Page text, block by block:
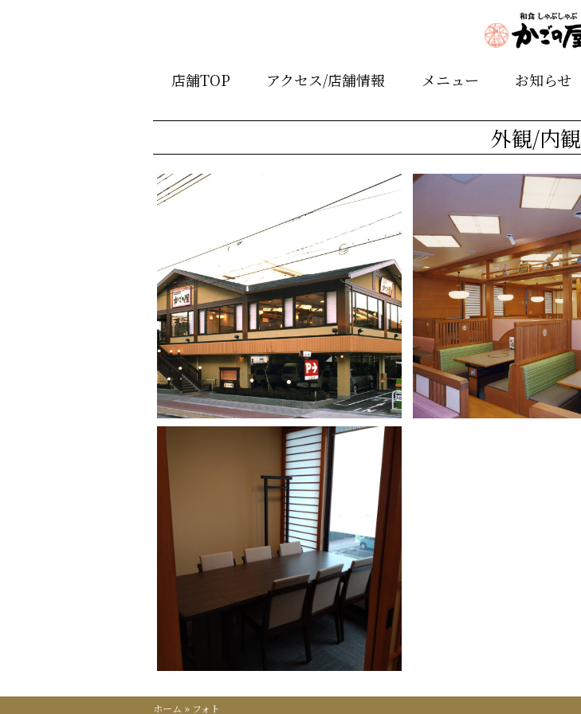
店舗TOP アクセス/店舗情報 メニュー お知らせ
外観/内観
ホーム » フォト